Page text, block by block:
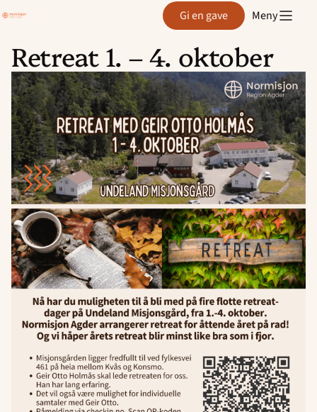
Hopp
til
innhold
Agder Gi en gave Meny
Retreat 1. – 4. oktober